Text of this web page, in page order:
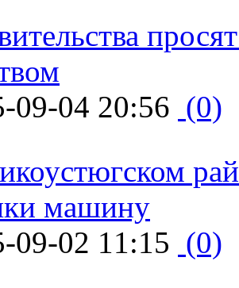
09-04 20:56 (0)
машину
09-02 11:15 (0)